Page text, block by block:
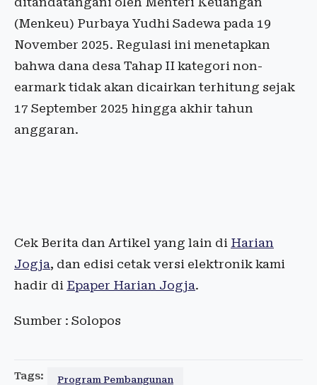
(Menkeu) Purbaya Yudhi Sadewa pada 19
November 2025. Regulasi ini menetapkan
bahwa dana desa Tahap II kategori non-
earmark tidak akan dicairkan terhitung sejak
17 September 2025 hingga akhir tahun
anggaran.
Cek Berita dan Artikel yang lain di Harian
Jogja, dan edisi cetak versi elektronik kami
hadir di Epaper Harian Jogja.
Sumber : Solopos
Tags: Program Pembangunan